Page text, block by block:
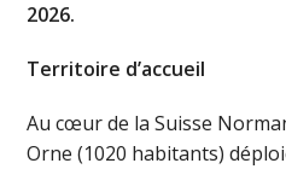
2026.
Territoire d’accueil
Au cœur de la Suisse
Orne (1020 habitants)